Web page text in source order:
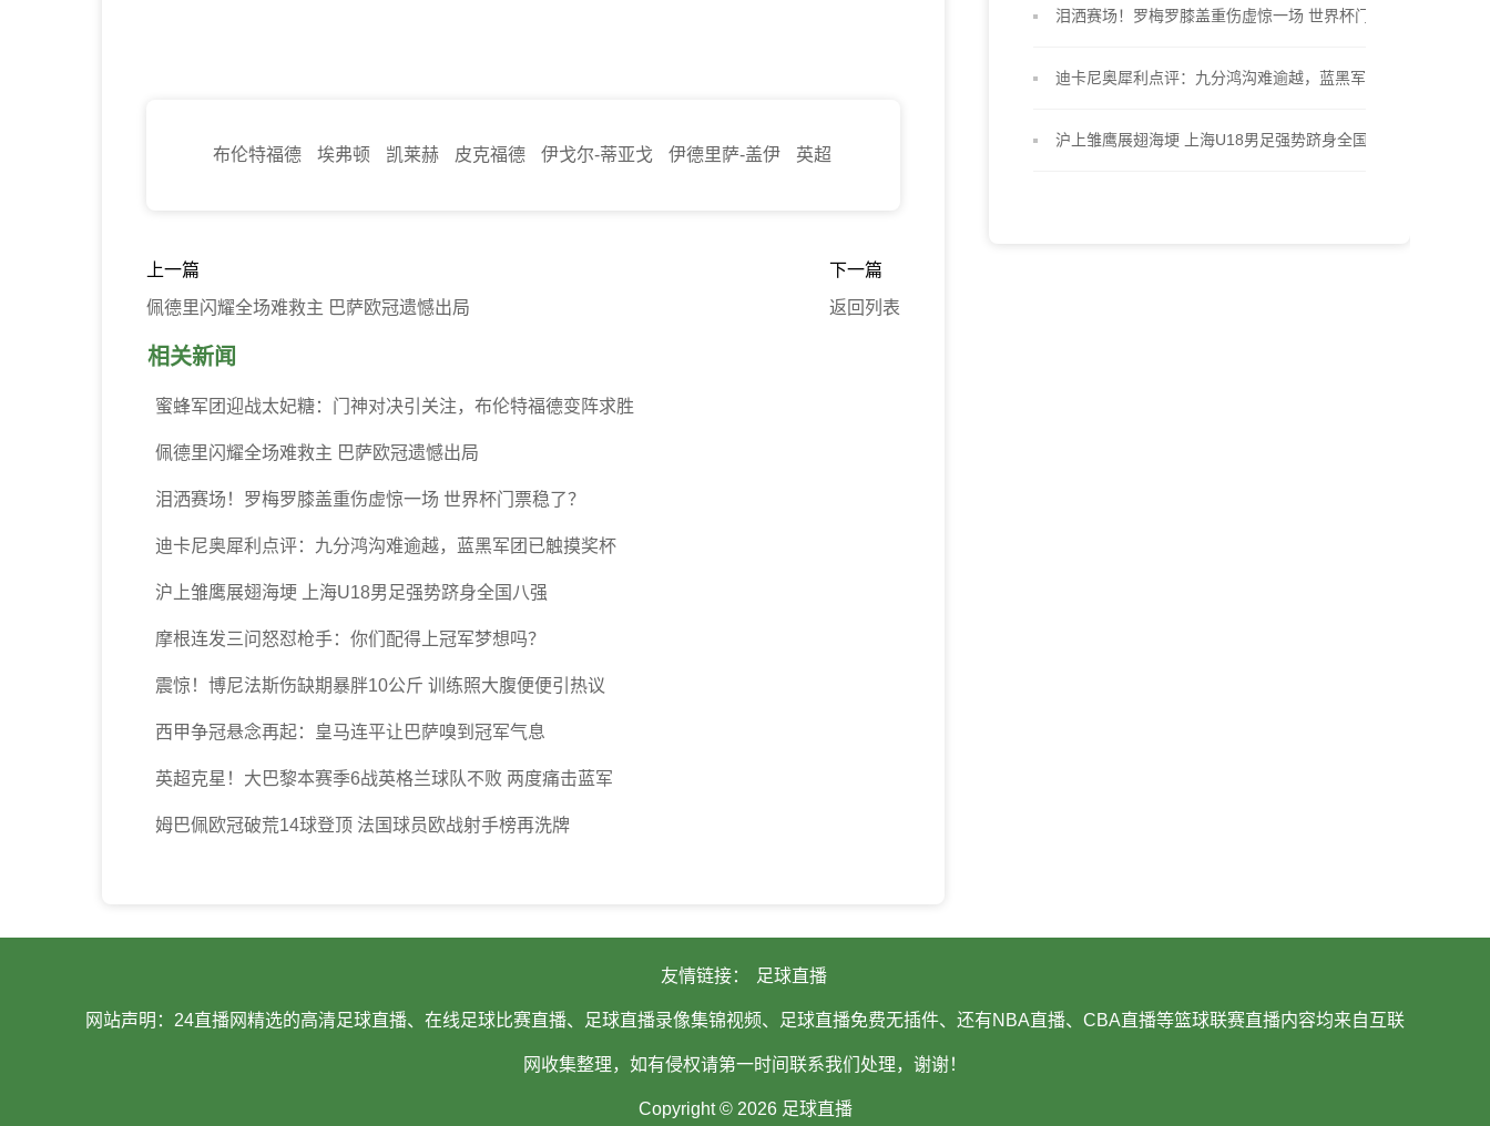
布伦特福德 埃弗顿 凯莱赫 皮克福德 伊戈尔-蒂亚戈 伊德里萨-盖伊 英超
上一篇
佩德里闪耀全场难救主 巴萨欧冠遗憾出局
下一篇
返回列表
相关新闻
蜜蜂军团迎战太妃糖：门神对决引关注，布伦特福德变阵求胜
佩德里闪耀全场难救主 巴萨欧冠遗憾出局
泪洒赛场！罗梅罗膝盖重伤虚惊一场 世界杯门票稳了？
迪卡尼奥犀利点评：九分鸿沟难逾越，蓝黑军团已触摸奖杯
沪上雏鹰展翅海埂 上海U18男足强势跻身全国八强
摩根连发三问怒怼枪手：你们配得上冠军梦想吗？
震惊！博尼法斯伤缺期暴胖10公斤 训练照大腹便便引热议
西甲争冠悬念再起：皇马连平让巴萨嗅到冠军气息
英超克星！大巴黎本赛季6战英格兰球队不败 两度痛击蓝军
姆巴佩欧冠破荒14球登顶 法国球员欧战射手榜再洗牌
泪洒赛场！罗梅罗膝盖重伤虚惊一场 世界杯门票稳
迪卡尼奥犀利点评：九分鸿沟难逾越，蓝黑军团已触
沪上雏鹰展翅海埂 上海U18男足强势跻身全国八强
友情链接： 足球直播
网站声明：24直播网精选的高清足球直播、在线足球比赛直播、足球直播录像集锦视频、足球直播免费无插件、还有NBA直播、CBA直播等篮球联赛直播内容均来自互联
网收集整理，如有侵权请第一时间联系我们处理，谢谢！
Copyright © 2026 足球直播